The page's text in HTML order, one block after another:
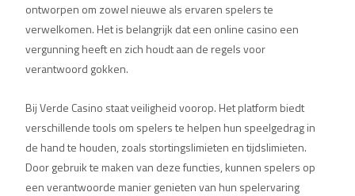
ontworpen om zowel nieuwe als ervaren spelers te
verwelkomen. Het is belangrijk dat een online casino een
vergunning heeft en zich houdt aan de regels voor
verantwoord gokken.
Bij Verde Casino staat veiligheid voorop. Het platform biedt
verschillende tools om spelers te helpen hun speelgedrag in
de hand te houden, zoals stortingslimieten en tijdslimieten.
Door gebruik te maken van deze functies, kunnen spelers op
een verantwoorde manier genieten van hun spelervaring